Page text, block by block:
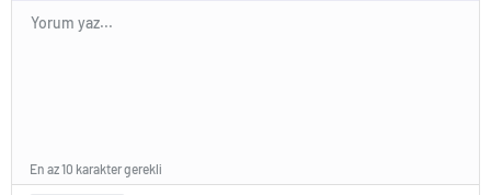
En az 10 karakter gerekli